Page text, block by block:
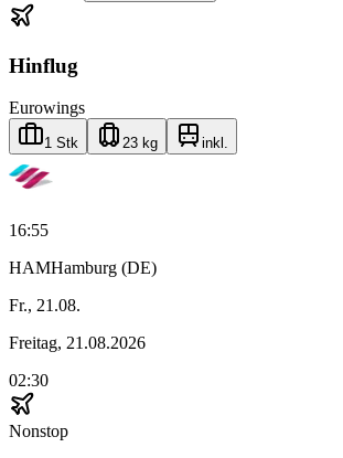
Hinflug
Eurowings
1 Stk 23 kg inkl.
16:55
HAMHamburg (DE)
Fr., 21.08.
Freitag, 21.08.2026
02:30
Nonstop